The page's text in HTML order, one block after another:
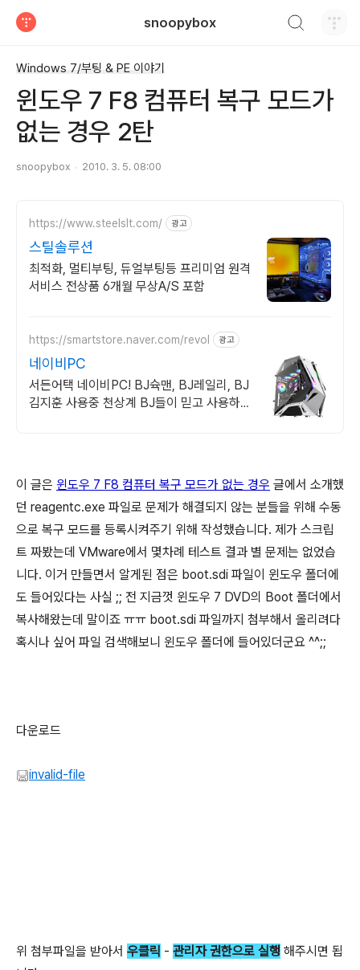
snoopybox
Windows 7/부팅 & PE 이야기
윈도우 7 F8 컴퓨터 복구 모드가
없는 경우 2탄
snoopybox 2010. 3. 5. 08:00
https://www.steelslt.com/ 광고
스틸솔루션
최적화, 멀티부팅, 듀얼부팅등 프리미엄 원격
서비스 전상품 6개월 무상A/S 포함
https://smartstore.naver.com/revol 광고
네이비PC
서든어택 네이비PC! BJ슉맨, BJ레일리, BJ
김지훈 사용중 천상계 BJ들이 믿고 사용하
이 글은 윈도우 7 F8 컴퓨터 복구 모드가 없는 경우 글에서 소개했
던 reagentc.exe 파일로 문제가 해결되지 않는 분들을 위해 수동
으로 복구 모드를 등록시켜주기 위해 작성했습니다. 제가 스크립
트 짜봤는데 VMware에서 몇차례 테스트 결과 별 문제는 없었습
니다. 이거 만들면서 알게된 점은 boot.sdi 파일이 윈도우 폴더에
도 들어있다는 사실 ;; 전 지금껏 윈도우 7 DVD의 Boot 폴더에서
복사해왔는데 말이죠 ㅠㅠ boot.sdi 파일까지 첨부해서 올리려다
혹시나 싶어 파일 검색해보니 윈도우 폴더에 들어있더군요 ^^;;
다운로드
invalid-file
위 첨부파일을 받아서 우클릭 - 관리자 권한으로 실행 해주시면 됩